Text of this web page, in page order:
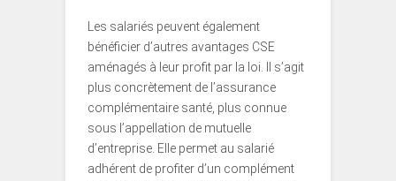
Les salariés peuvent également
bénéficier d’autres avantages CSE
aménagés à leur profit par la loi. Il s’agit
plus concrètement de l’assurance
complémentaire santé, plus connue
sous l’appellation de mutuelle
d’entreprise. Elle permet au salarié
adhérent de profiter d’un complément